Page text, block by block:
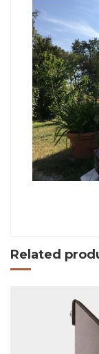
Related